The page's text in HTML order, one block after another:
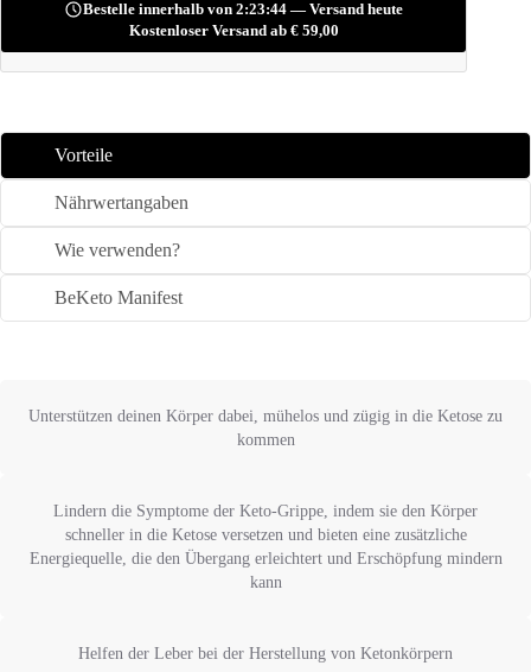
Bestelle innerhalb von 2:23:42 — Versand heute
Kostenloser Versand ab €59,00
Vorteile
Nährwertangaben
Wie verwenden?
BeKeto Manifest
Unterstützen deinen Körper dabei, mühelos und zügig in die Ketose zu
kommen
Lindern die Symptome der Keto-Grippe, indem sie den Körper
schneller in die Ketose versetzen und bieten eine zusätzliche
Energiequelle, die den Übergang erleichtert und Erschöpfung mindern
kann
Helfen der Leber bei der Herstellung von Ketonkörpern